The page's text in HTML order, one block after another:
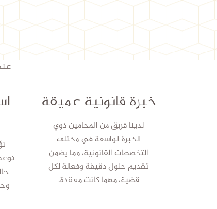
خبرة قانونية عميقة
لدينا فريق من المحامين ذوي
الخبرة الواسعة في مختلف
التخصصات القانونية، مما يضمن
تقديم حلول دقيقة وفعالة لكل
قضية، مهما كانت معقدة.